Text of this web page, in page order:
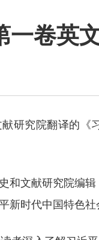
一卷英
研究院翻译的
和文献研究院编
时代中国特色